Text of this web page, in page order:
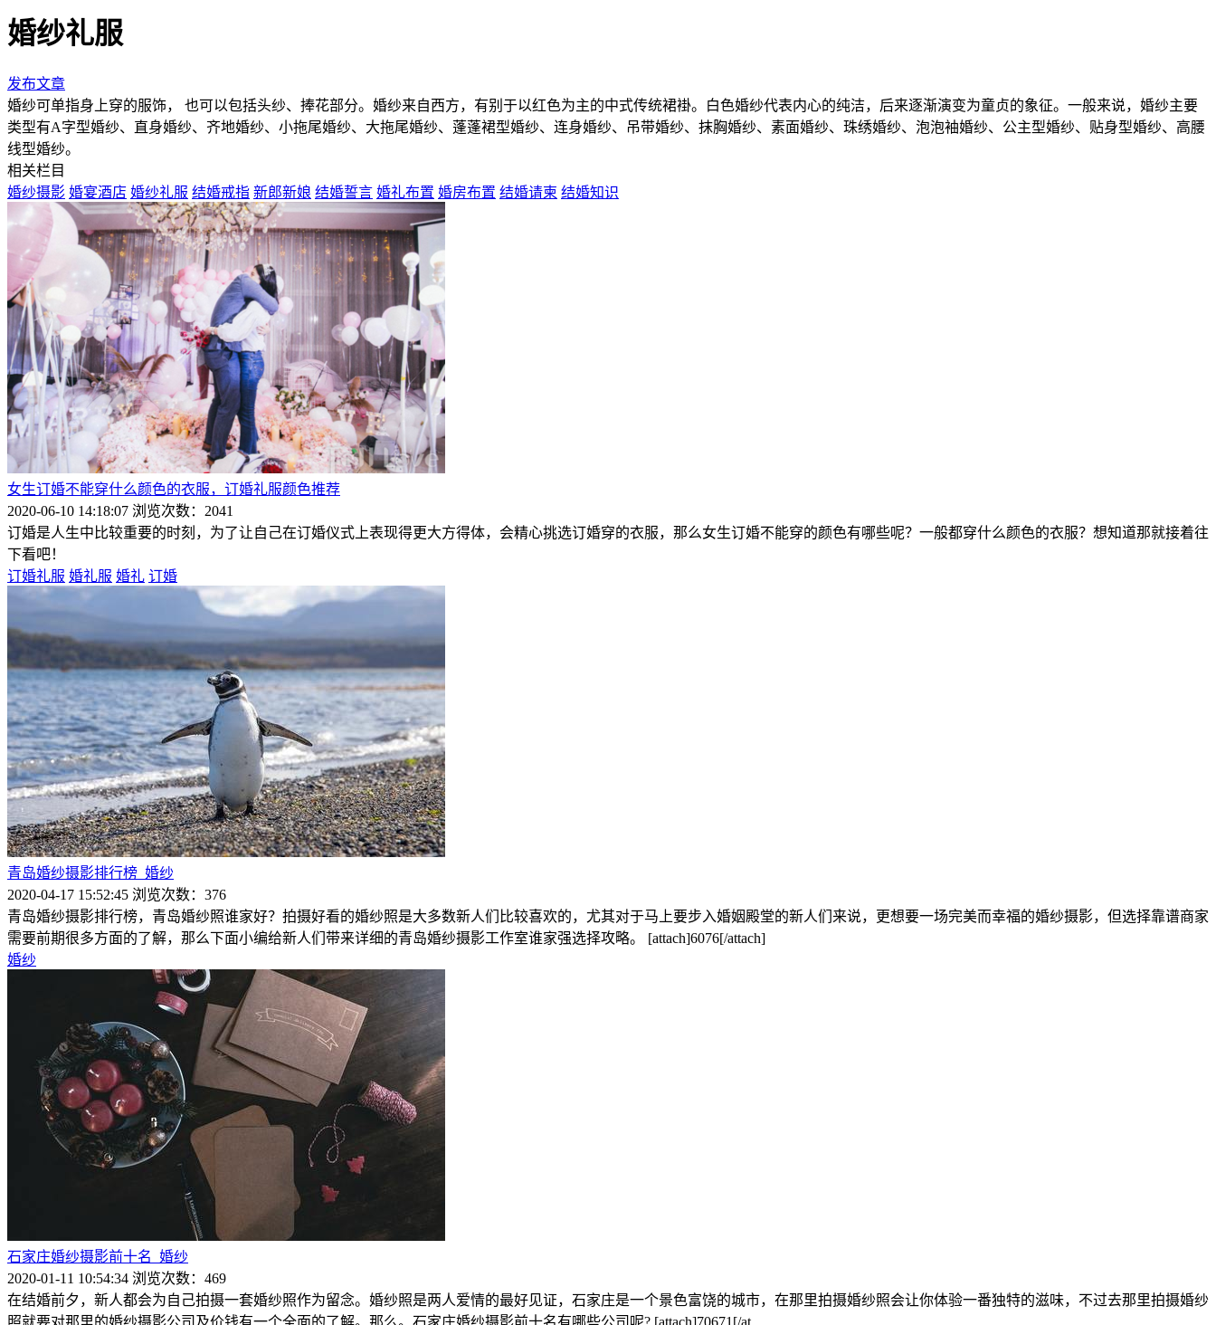
婚纱礼服
发布文章
婚纱可单指身上穿的服饰， 也可以包括头纱、捧花部分。婚纱来自西方，有别于以红色为主的中式传统裙褂。白色婚纱代表内心的纯洁，后来逐渐演变为童贞的象征。一般来说，婚纱主要
类型有A字型婚纱、直身婚纱、齐地婚纱、小拖尾婚纱、大拖尾婚纱、蓬蓬裙型婚纱、连身婚纱、吊带婚纱、抹胸婚纱、素面婚纱、珠绣婚纱、泡泡袖婚纱、公主型婚纱、贴身型婚纱、高腰
线型婚纱。
相关栏目
婚纱摄影 婚宴酒店 婚纱礼服 结婚戒指 新郎新娘 结婚誓言 婚礼布置 婚房布置 结婚请柬 结婚知识
女生订婚不能穿什么颜色的衣服，订婚礼服颜色推荐
2020-06-10 14:18:07 浏览次数：2041
订婚是人生中比较重要的时刻，为了让自己在订婚仪式上表现得更大方得体，会精心挑选订婚穿的衣服，那么女生订婚不能穿的颜色有哪些呢？一般都穿什么颜色的衣服？想知道那就接着往
下看吧！
订婚礼服 婚礼服 婚礼 订婚
青岛婚纱摄影排行榜_婚纱
2020-04-17 15:52:45 浏览次数：376
青岛婚纱摄影排行榜，青岛婚纱照谁家好？拍摄好看的婚纱照是大多数新人们比较喜欢的，尤其对于马上要步入婚姻殿堂的新人们来说，更想要一场完美而幸福的婚纱摄影，但选择靠谱商家
需要前期很多方面的了解，那么下面小编给新人们带来详细的青岛婚纱摄影工作室谁家强选择攻略。 [attach]6076[/attach]
婚纱
石家庄婚纱摄影前十名_婚纱
2020-01-11 10:54:34 浏览次数：469
在结婚前夕，新人都会为自己拍摄一套婚纱照作为留念。婚纱照是两人爱情的最好见证，石家庄是一个景色富饶的城市，在那里拍摄婚纱照会让你体验一番独特的滋味，不过去那里拍摄婚纱
照就要对那里的婚纱摄影公司及价钱有一个全面的了解。那么。石家庄婚纱摄影前十名有哪些公司呢? [attach]70671[/at